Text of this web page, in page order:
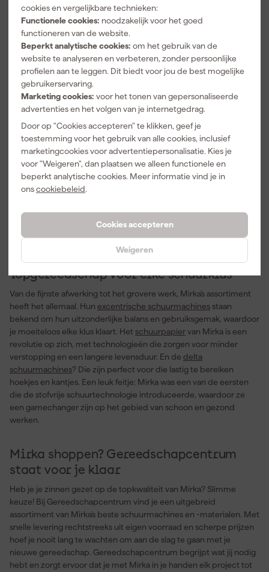
cookies en vergelijkbare technieken:
Functionele cookies: noodzakelijk voor het goed
functioneren van de website.
Beperkt analytische cookies: om het gebruik van de
website te analyseren en verbeteren, zonder persoonlijke
profielen aan te leggen. Dit biedt voor jou de best mogelijke
gebruikerservaring.
Marketing cookies: voor het tonen van gepersonaliseerde
advertenties en het volgen van je internetgedrag.
Door op "Cookies accepteren" te klikken, geef je
toestemming voor het gebruik van alle cookies, inclusief
marketingcookies voor advertentiepersonalisatie. Kies je
voor "Weigeren", dan plaatsen we alleen functionele en
beperkt analytische cookies. Meer informatie vind je in
onscookiebeleid.
Cookies accepteren
Weigeren
alleen bedreven in het maken van schuurmachines die je klus naar
een hoger niveau tillen, maar ook in het ontwikkelen van
schuurpapier dat je werk als een droom laat verlopen. Of je nu een
professional bent die streeft naar perfectie in elke laklaag of een
doe-het-zelver die zijn meubelstuk nieuw leven inblaast, Mirka
staat aan je zijde met de juiste tools.
Duurzaam schuren met Mirka
Wanneer je kiest voor Mirka, kies je voor duurzaamheid en
betrouwbaarheid. Hun producten zijn ontworpen met oog voor
mens en milieu. Dit betekent minder stof, minder verspilling en
een gezondere werkomgeving. Mirka's machines en materialen
gaan niet alleen lang mee, maar zorgen ook voor een efficiëntere
klus. Ze bieden een ongeëvenaarde balans tussen kracht en
of zelfs een beter – resultaat behaalt. Met Mirka investeer je in
kwaliteit die elke cent waard is en draag je bij aan een groenere
planeet.
Topgereedschap voor elke schuurklus
Van de fijnste afwerking tot het grovere werk, Mirka's assortiment
heeft het allemaal. Hun excentrische schuurmachinesstaan
bekend om hun uitzonderlijke balans en gebruiksgemak, waardoor
je moeiteloos elke klus klaart. Het schuurpapiervan Mirka is een
revolutie op zich, met technologieën die zorgen voor minder
verstopping en een langere levensduur. En de delta
schuurmachines? Die zijn perfect voor die lastig te bereiken
hoekjes en kantjes. Een leuk feitje: Mirka was een van de eersten
die de stofvrije schuurtechnologie introduceerde, waardoor ze
een gamechanger zijn op het gebied van schoon en gezond
werken.
Mirka shoppen? Gereedschapcentrum
staat voor je klaar
Heb je je zinnen gezet op de topkwaliteit van Mirka? Slimme
keuze! Bij Gereedschapcentrum vind je een uitgebreid
assortiment van Mirka's beste schuurmachines en -materialen. Met
snelle levering rechtstreeks uit eigen voorraad en scherpe prijzen
hoef je nooit lang te wachten om aan de slag te gaan met je
nieuwe gereedschap. Gereedschapcentrum begrijpt wat jij nodig
hebt en zorgt ervoor dat je met Mirka in je handen elk project tot